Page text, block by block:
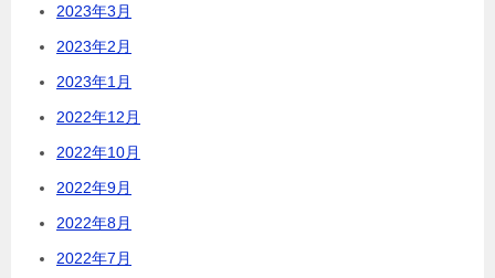
2023年3月
2023年2月
2023年1月
2022年12月
2022年10月
2022年9月
2022年8月
2022年7月